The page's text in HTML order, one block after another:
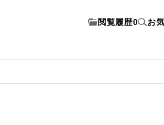
閲覧履歴0 お